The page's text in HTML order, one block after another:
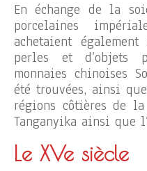
En échange de la
porcelaines
achetaient
perles et d’objets
monnaies chinoises
été trouvées, ainsi
régions côtières de
Tanganyika ainsi que
Le XVe siècle